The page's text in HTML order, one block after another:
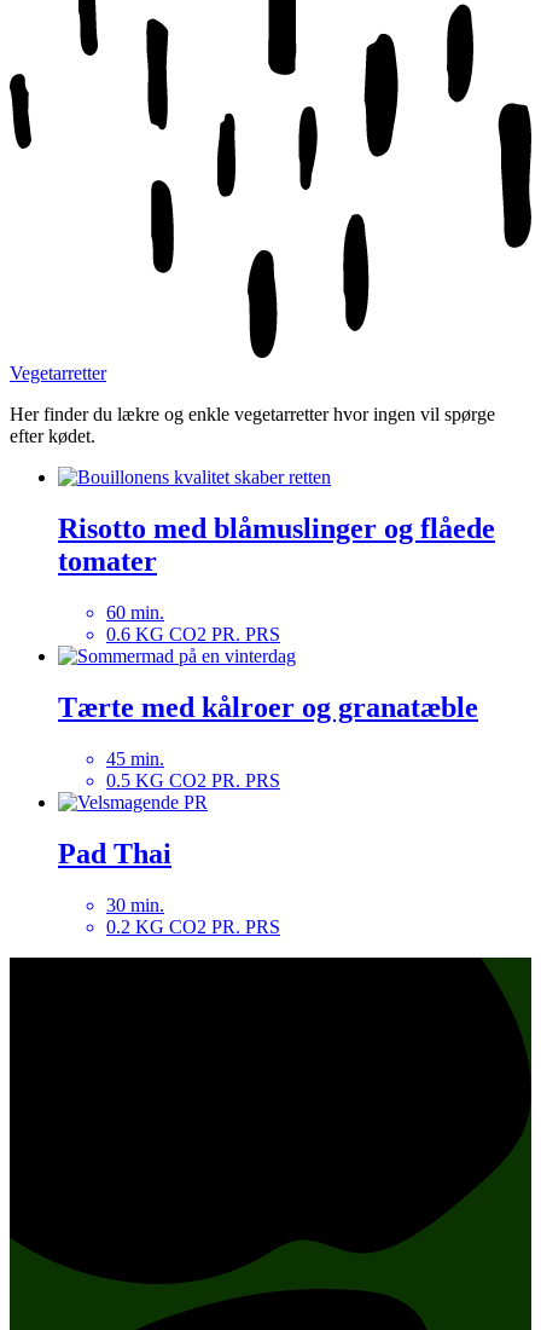
Vegetarretter
Her finder du lækre og enkle vegetarretter hvor ingen vil spørge
efter kødet.
Risotto med blåmuslinger og flåede
tomater
60 min.
0.6 KG CO2 PR. PRS
Tærte med kålroer og granatæble
45 min.
0.5 KG CO2 PR. PRS
Pad Thai
30 min.
0.2 KG CO2 PR. PRS